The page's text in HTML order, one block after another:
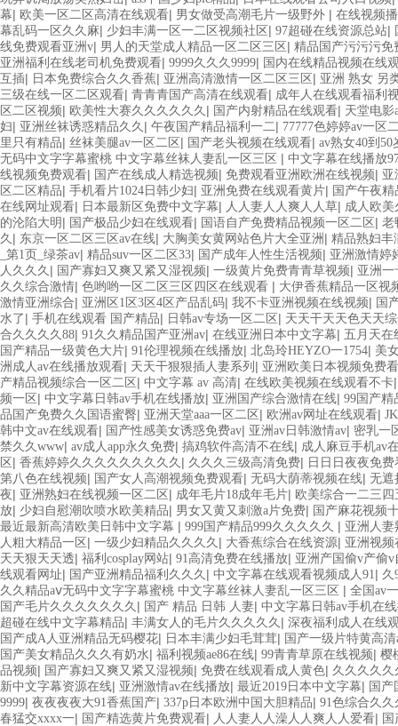
幕| 欧美一区二区高清在线观看| 男女做受高潮毛片一级野外 | 在线视频
幕乱码一区久久麻| 少妇丰满一区一二区视频社区 | 97超碰在线资源总站|
线免费观看亚洲v| 男人的天堂成人精品一区二区三区 | 精品国产污污污免
亚洲福利在线老司机免费观看| 9999久久久9999| 国内在线精品视频在线
互插| 日本免费综合久久香蕉| 亚洲高清激情一区二区三区 | 亚洲 熟女 另
三级在线一区二区观看| 青青青国产高清在线观看| 成年人在线观看福利
区二区视频| 欧美性大赛久久久久久久 | 国产内射精品在线观看| 天堂电影
妇| 亚洲丝袜诱惑精品久久 | 午夜国产精品福利一二| 77777色婷婷av一区
里只有精品| 丝袜美腿av一区二区 | 国产老头视频在线观看| av熟女40到50
无码中文字字幕蜜桃 中文字幕丝袜人妻乱一区三区 | 中文字幕在线播放
线视频免费观看| 国产在线成人精选视频| 免费观看亚洲欧洲在线视频| 亚
区二区精品| 手机看片1024日韩少妇| 亚洲免费在线观看黄片| 国产午夜
在线网址观看| 日本最新区免费中文字幕| 人人妻人人爽人人草| 成人欧
的沦陷大明 | 国产极品少妇在线观看| 国语自产免费精品视频一区二区 | 老
久 | 东京一区二区三区av在线| 大胸美女黄网站色片大全亚洲 | 精品熟妇丰
_第1页_绿茶av| 精品suv一区二区33| 国产成年人性生活视频| 亚洲激情婷
人久久久 | 国产寡妇又爽又紧又湿视频| 一级黄片免费青青草视频| 亚洲一
久久综合激情| 色哟哟一区二区三区四区在线观看 | 大伊香蕉精品一区视
激情亚洲综合| 亚洲区1区3区4区产品乱码| 我不卡亚洲视频在线视频| 国
水了 | 手机在线观看 国产精品| 日韩av专场一区二区 | 天天干天天色天天
合久久久久88| 91久久精品国产亚洲av| 在线亚洲日本中文字幕| 五月天在
国产精品一级黄色大片| 91伦理视频在线播放| 北岛玲HEYZO一1754| 美
洲成人av在线播放观看| 天天干狠狠插人妻系列 | 亚洲欧美日本视频免费看
产精品视频综合一区二区 | 中文字幕 av 高清| 在线欧美视频在线观看不卡
频一区 | 中文字幕日韩av手机在线播放| 亚洲国产综合激情在线| 99国产精
品国产免费久久国语蜜臀| 亚洲天堂aaa一区二区 | 欧洲av网址在线观看|
韩中文av在线观看| 国产性感美女诱惑免费av| 亚洲av日韩激情av| 密乳一
禁久久www| av成人app永久免费| 搞鸡软件高清不在线| 成人麻豆手机av
区 | 香蕉婷婷久久久久久久久久久 | 久久久三级高清免费| 日日日夜夜免
第八色在线视频| 国产女人高潮视频免费观看| 无码大荫蒂视频在线| 无遮
夜| 亚洲熟妇在线视频一区二区 | 成年毛片18成年毛片| 欧美综合一二三
放| 少妇自慰潮吹喷水欧美精品| 男女又黄又刺激a片免费| 国产麻花视频
最近最新高清欧美日韩中文字幕 | 999国产精品999久久久久久 | 亚洲人妻
人粗大精品一区 | 一级少妇精品久久久久 | 大香蕉综合在线资源| 亚洲视频
天天狠天天透| 福利cosplay网站| 91高清免费在线播放| 亚洲产国偷v产偷v
线观看网址| 国产亚洲精品福利久久久 | 中文字幕在线观看视频成人91| 久
久久精品aⅴ无码中文字字幕蜜桃 中文字幕丝袜人妻乱一区三区 | 全国av
国产毛片久久久久久久久 | 国产 精品 日韩 人妻| 中文字幕日韩av手机在
超碰在线中文字幕精品| 丰满女人的毛片久久久久久 | 深夜福利成人在线
国产成A人亚洲精品无码樱花| 日本丰满少妇毛茸茸| 国产一级片特黄高清
国产美女精品久久久有奶水| 福利视频ae86在线| 99青青草原在线视频| 樱
品视频| 国产寡妇又爽又紧又湿视频| 免费在线观看成人黄色| 久久久久
新中文字幕资源在线| 亚洲激情av在线播放| 最近2019日本中文字幕| 国
9999| 夜夜夜夜大91香蕉国产| 337p日本欧洲中国大胆精品| 91色综合久
春猛交xxxx一| 国产精选黄片免费观看| 人人妻人人澡人人爽人人爱看|